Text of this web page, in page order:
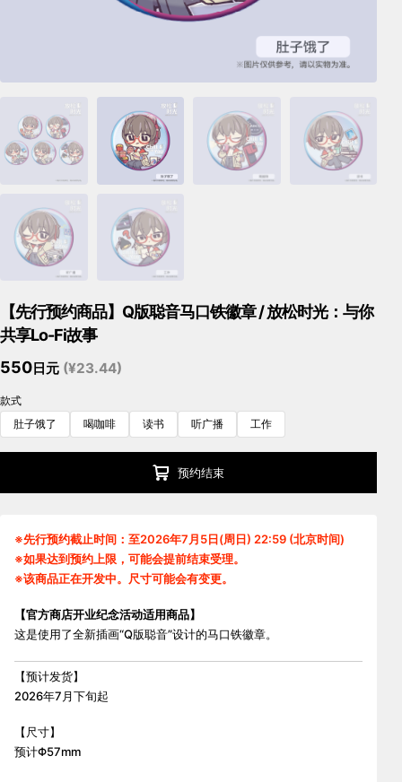
【先行预约商品】Q版聪音马口铁徽章 / 放松时光：与你
共享Lo-Fi故事
550 日元 (¥23.44)
款式
肚子饿了
喝咖啡 读书 听广播 工作
预约结束
※先行预约截止时间：至2026年7月5日(周日) 22:59 (北京时间)
※如果达到预约上限，可能会提前结束受理。
※该商品正在开发中。尺寸可能会有变更。
【官方商店开业纪念活动适用商品】
这是使用了全新插画“Q版聪音”设计的马口铁徽章。
【预计发货】
2026年7月下旬起
【尺寸】
预计Φ57mm